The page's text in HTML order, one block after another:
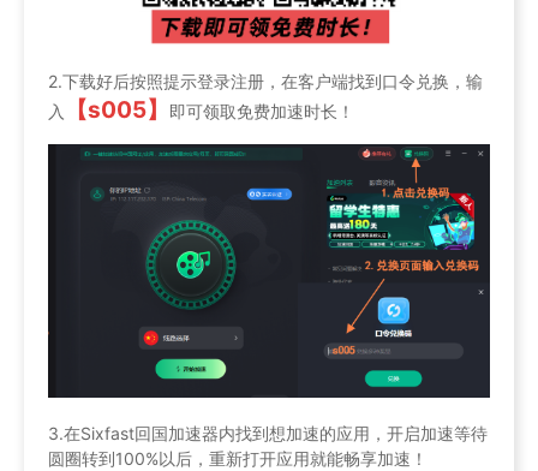
2.下载好后按照提示登录注册，在客户端找到口令兑换，输
入
【s005】 即可领取免费加速时长！
3.在Sixfast回国加速器内找到想加速的应用，开启加速等待
圆圈转到100%以后，重新打开应用就能畅享加速！